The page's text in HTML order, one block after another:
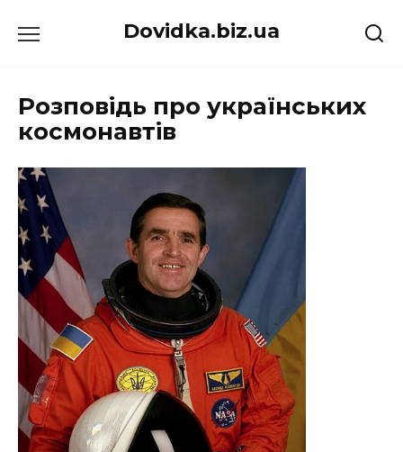
до
Dovidka.biz.ua
Розповідь про українських
космонавтів